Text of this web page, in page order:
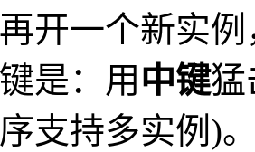
开一个新实
是：用 中键猛
支持多实例)